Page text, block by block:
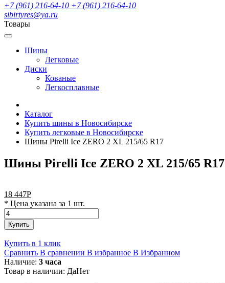
+7 (961) 216-64-10 +7 (961) 216-64-10
sibirtyres@ya.ru
Товары
Шины
Легковые
Диски
Кованые
Легкосплавные
Каталог
Купить шины в Новосибирске
Купить легковые в Новосибирске
Шины Pirelli Ice ZERO 2 XL 215/65 R17
Шины Pirelli Ice ZERO 2 XL 215/65 R17
18 447Р
* Цена указана за 1 шт.
Купить
Купить в 1 клик
Сравнить В сравнении В избранное В Избранном
Наличие: 3 часа
Товар в наличии: ДаНет